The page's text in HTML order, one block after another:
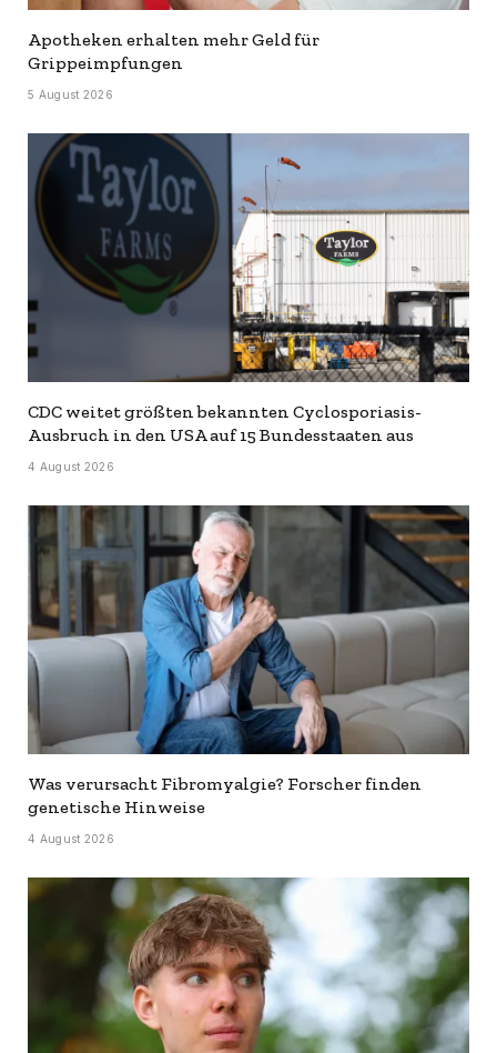
Apotheken erhalten mehr Geld für
Grippeimpfungen
5 August 2026
CDC weitet größten bekannten Cyclosporiasis-
Ausbruch in den USA auf 15 Bundesstaaten aus
4 August 2026
Was verursacht Fibromyalgie? Forscher finden
genetische Hinweise
4 August 2026